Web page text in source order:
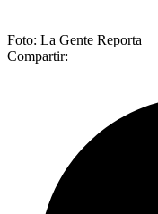
Foto: La Gente Reporta
Compartir: